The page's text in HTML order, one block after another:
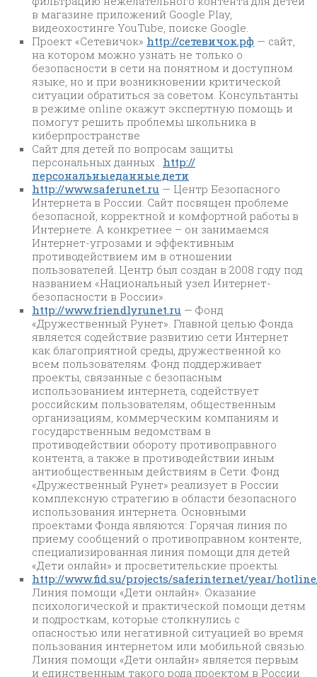
в магазине приложений Google Play,
видеохостинге YouTube, поиске Google.
Проект «Сетевичок» http://сетевичок.рф — сайт,
на котором можно узнать не только о
безопасности в сети на понятном и доступном
языке, но и при возникновении критической
ситуации обратиться за советом. Консультанты
в режиме online окажут экспертную помощь и
помогут решить проблемы школьника в
киберпространстве
Сайт для детей по вопросам защиты
персональных данных . http://
персональныеданные.дети
http://www.saferunet.ru — Центр Безопасного
Интернета в России. Сайт посвящен проблеме
безопасной, корректной и комфортной работы в
Интернете. А конкретнее – он занимаемся
Интернет-угрозами и эффективным
противодействием им в отношении
пользователей. Центр был создан в 2008 году под
названием «Национальный узел Интернет-
безопасности в России».
http://www.friendlyrunet.ru — Фонд
«Дружественный Рунет». Главной целью Фонда
является содействие развитию сети Интернет
как благоприятной среды, дружественной ко
всем пользователям. Фонд поддерживает
проекты, связанные с безопасным
использованием интернета, содействует
российским пользователям, общественным
организациям, коммерческим компаниям и
государственным ведомствам в
противодействии обороту противоправного
контента, а также в противодействии иным
антиобщественным действиям в Сети. Фонд
«Дружественный Рунет» реализует в России
комплексную стратегию в области безопасного
использования интернета. Основными
проектами Фонда являются: Горячая линия по
приему сообщений о противоправном контенте,
специализированная линия помощи для детей
«Дети онлайн» и просветительские проекты.
http://www.fid.su/projects/saferinternet/year/
Линия помощи «Дети онлайн». Оказание
психологической и практической помощи детям
и подросткам, которые столкнулись с
опасностью или негативной ситуацией во время
пользования интернетом или мобильной связью.
Линия помощи «Дети онлайн» является первым
и единственным такого рода проектом в России